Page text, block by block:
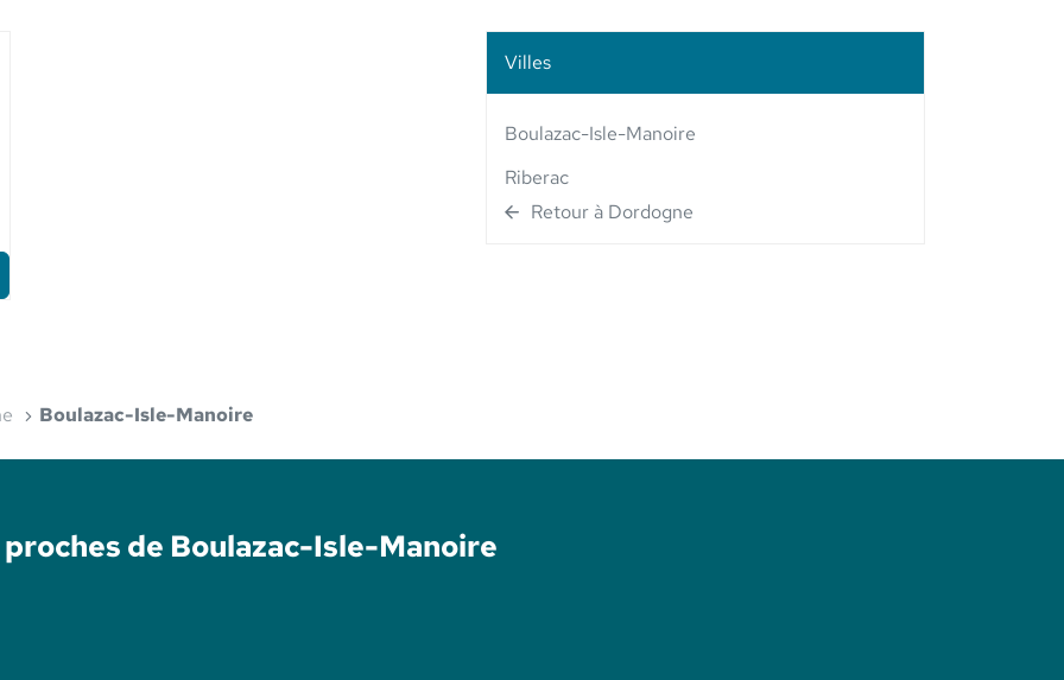
Villes
Boulazac-Isle-Manoire
Riberac
Retour à Dordogne
Boulazac-Isle-Manoire
de Boulazac-Isle-Manoire